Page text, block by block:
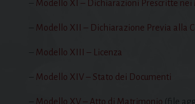
– Modello XI – Dichiarazioni Prescritte
Modello XII – Dichiarazione Previa alla
Modello XIII – Licenza
– Modello XIV – Stato dei Documenti
Modello XV – Atto di Matrimonio ( file